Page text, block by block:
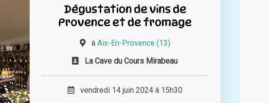
Dégustation de vins de
Provence et de fromage
à Aix-En-Provence (13)
La Cave du Cours Mirabeau
vendredi 14 juin 2024 à 15h30